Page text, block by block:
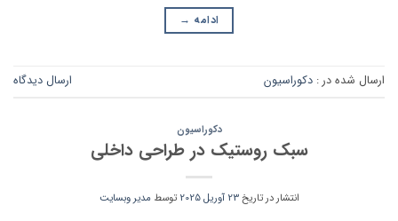
ادامه →
ارسال شده در : دکوراسیون ارسال دیدگاه
دکوراسیون
سبک روستیک در طراحی داخلی
انتشار در تاریخ23 آوریل 2025 توسط مدیر وبسایت